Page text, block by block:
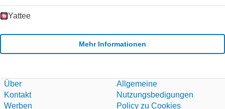
Yattee
Mehr Informationen
Über
Kontakt
Werben
Allgemeine
Nutzungsbedigungen
Policy zu Cookies